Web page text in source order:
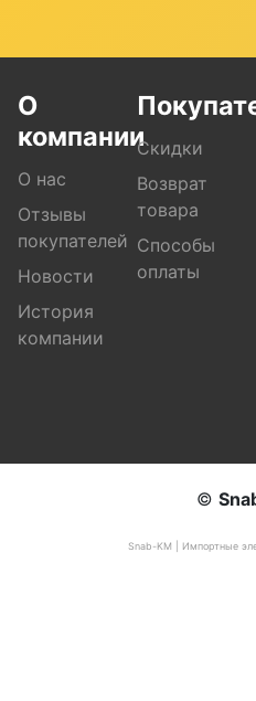
О
компании
О нас
Отзывы
покупателей
Новости
История
компании
Скидки
Возврат
товара
Способы
оплаты
©
Snab-KM | Импортные